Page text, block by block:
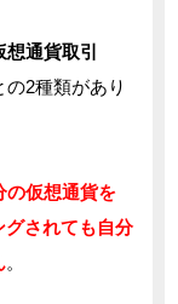
通貨取引
の2種類があり
の仮想通貨を
グされても自分
。